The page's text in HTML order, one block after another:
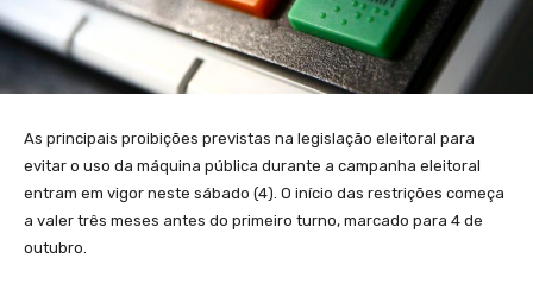
As principais proibições previstas na legislação eleitoral para
evitar o uso da máquina pública durante a campanha eleitoral
entram em vigor neste sábado (4). O início das restrições começa
a valer três meses antes do primeiro turno, marcado para 4 de
outubro.